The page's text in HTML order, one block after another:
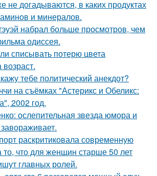
не догадываются, в каких продуктах
и минералов.
набрал больше просмотров, чем
одиссея.
списывать потерю цвета
тебе политический анекдот?
на съёмках "Астерикс и Обеликс:
2002 год.
ослепительная звезда юмора и
раскритиковала современную
то, что для женщин старше 50 лет
главных ролей.